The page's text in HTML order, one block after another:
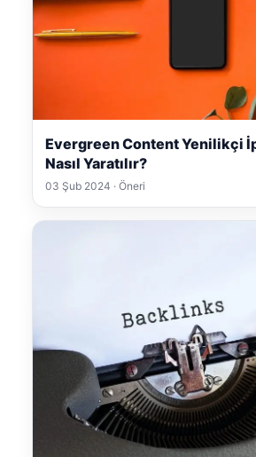
Evergreen Content Yenilikçi
Nasıl Yaratılır?
03 Şub 2024 · Öneri